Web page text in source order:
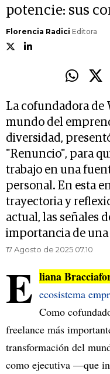
potencie: sus
Florencia Radici Editora
La cofundadora de
mundo del
diversidad,
"Renuncio", para
trabajo en una
personal. En esta
trayectoria y
actual, las señales
importancia de
17 Agosto de 2025 07.10
E liana
ecosistema
Como
freelance más
transformación del
como ejecutiva —que